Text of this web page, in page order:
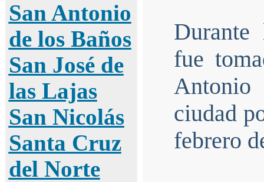
San Antonio
de los Baños
San José de
las Lajas
San Nicolás
Santa Cruz
del Norte
Durante
fue
Antonio
ciudad
febrero